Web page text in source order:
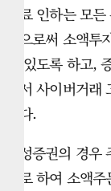
수료 인하는 모
함으로써 소액
수 있도록 하고,
로서 사이버거
된다.
삼성증권의 경
기로 하여 소액